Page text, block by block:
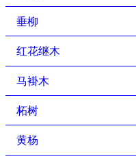
垂柳
红花继木
马褂木
柘树
黄杨